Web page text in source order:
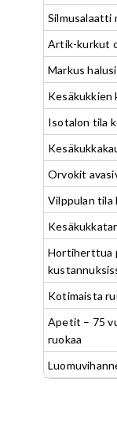
Silmusalaatti
Artik-kurkut
Markus
Kesäkukkien
Isotalon tila
Orvokit
Vilppulan tila
Hortiherttua
Kotimaista
Apetit – 75
ruokaa